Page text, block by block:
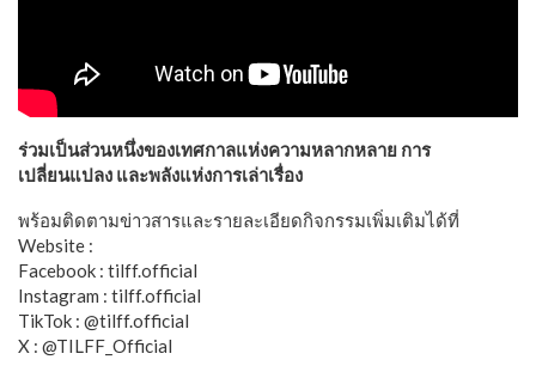
​ร่วมเป็นส่วนหนึ่งของเทศกาลแห่งความหลากหลาย การ
เปลี่ยนแปลง และพลังแห่งการเล่าเรื่อง
พร้อมติดตามข่าวสารและรายละเอียดกิจกรรมเพิ่มเติมได้ที่
Website :
Facebook : tilff.official
Instagram : tilff.official
TikTok : @tilff.official
X : @TILFF_Official